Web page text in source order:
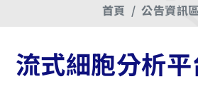
首頁 公告資訊區
流式細胞分析平